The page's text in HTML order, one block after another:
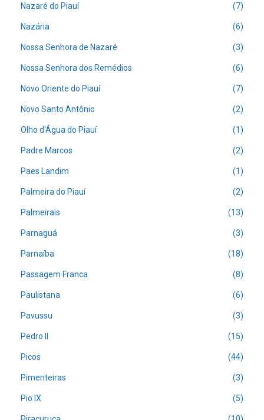
Nazaré do Piauí (7)
Nazária (6)
Nossa Senhora de Nazaré (3)
Nossa Senhora dos Remédios (6)
Novo Oriente do Piauí (7)
Novo Santo Antônio (2)
Olho d'Água do Piauí (1)
Padre Marcos (2)
Paes Landim (1)
Palmeira do Piauí (2)
Palmeirais (13)
Parnaguá (3)
Parnaíba (18)
Passagem Franca (8)
Paulistana (6)
Pavussu (3)
Pedro II (15)
Picos (44)
Pimenteiras (3)
Pio IX (5)